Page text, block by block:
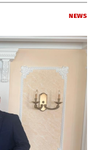
News